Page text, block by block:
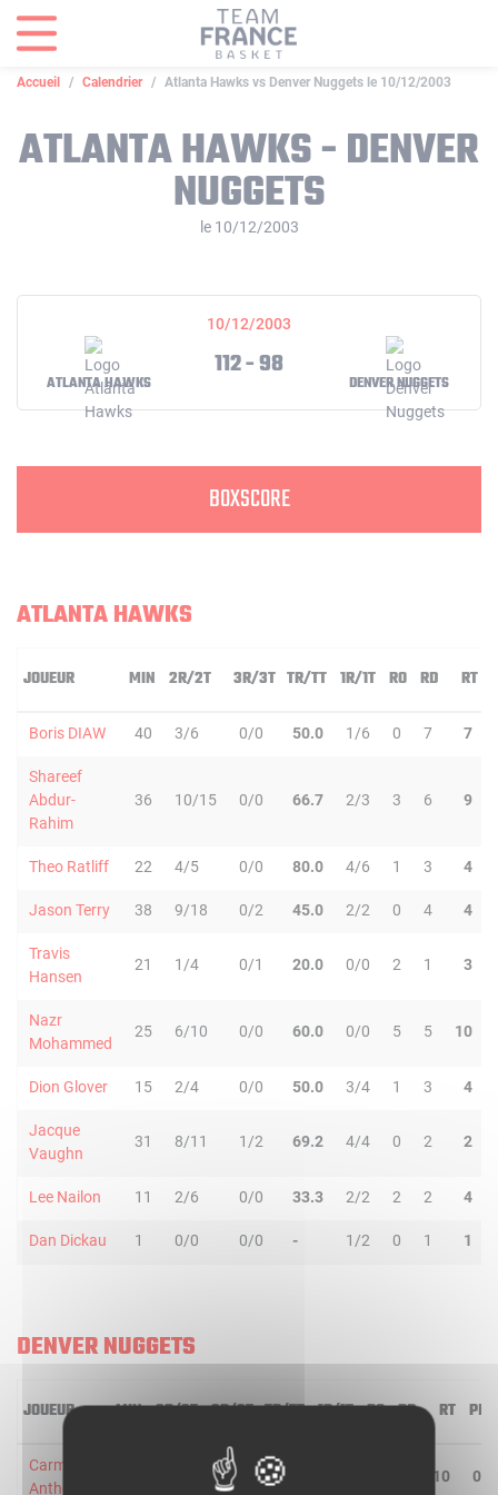
Accueil Calendrier Atlanta Hawks vs Denver Nuggets le 10/12/2003
ATLANTA HAWKS - DENVER
NUGGETS
le 10/12/2003
10/12/2003
ATLANTA HAWKS
112 - 98
DENVER NUGGETS
BOXSCORE
ATLANTA HAWKS
JOUEUR MIN 2R/2T 3R/3T TR/TT 1R/1T RO RD RT
Boris DIAW 40 3/6 0/0 50.0 1/6 0 7 7
Shareef
Abdur-
Rahim
36 10/15 0/0 66.7 2/3 3 6 9
Theo Ratliff 22 4/5 0/0 80.0 4/6 1 3 4
Jason Terry 38 9/18 0/2 45.0 2/2 0 4 4
Travis
Hansen
21 1/4 0/1 20.0 0/0 2 1 3
Nazr
Mohammed
25 6/10 0/0 60.0 0/0 5 5 10
Dion Glover 15 2/4 0/0 50.0 3/4 1 3 4
Jacque
Vaughn
31 8/11 1/2 69.2 4/4 0 2 2
Lee Nailon 11 2/6 0/0 33.3 2/2 2 2 4
Dan Dickau 1 0/0 0/0 - 1/2 0 1 1
DENVER NUGGETS
JOUEUR MIN 2R/2T 3R/3T TR/TT 1R/1T RO RD RT PD
Carmelo
Anthony
1/4 25.0 10 0
Panneau de gestion des cookies